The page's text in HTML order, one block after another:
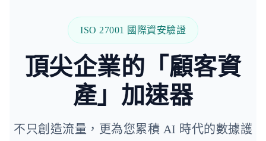
ISO 27001 國際資安驗證
頂尖企業的「顧客資
產」加速器
不只創造流量，更為您累積 AI 時代的數據護